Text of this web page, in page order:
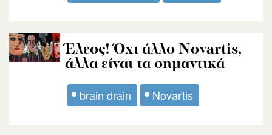
Έλεος! Όχι άλλο Novartis,
άλλα είναι τα σημαντικά
brain drain Novartis
Andri